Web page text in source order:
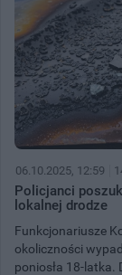
06.10.2025, 12:59
Policjanci
lokalnej drodze
Funkcjonariusze
okoliczności
poniosła 18-latka.